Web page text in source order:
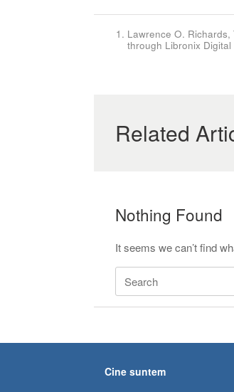
Lawrence O.
through Libronix
Related
Nothing Found
It seems we can’t find
for:
Cine suntem